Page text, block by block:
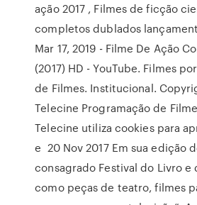
ação 2017 , Filmes de ficção
completos dublados
Mar 17, 2019 - Filme De Ação
(2017) HD - YouTube. Filmes
de Filmes. Institucional.
Telecine Programação de
Telecine utiliza cookies para
e 20 Nov 2017 Em sua edição
consagrado Festival do Livro e
como peças de teatro, filmes